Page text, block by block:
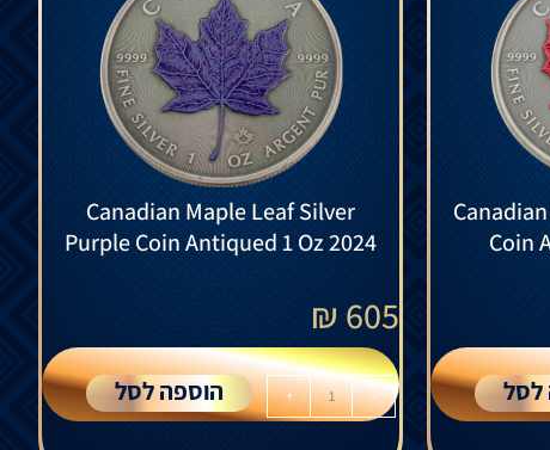
Coin
לסל
Canadian Maple Leaf Silver
Purple Coin Antiqued 1 Oz 2024
605
₪
-
+ הוספה לסל